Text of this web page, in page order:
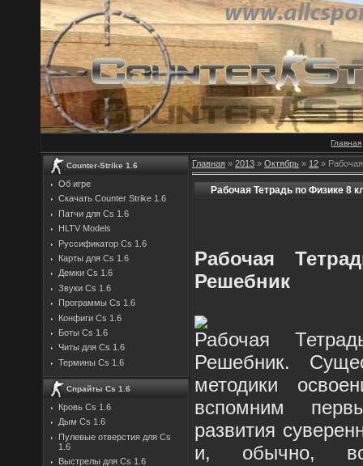
Главная
Counter-Strike 1.6
Об игре
Скачать Counter Strike 1.6
Патчи для Cs 1.6
HLTV Models
Руссификатор Cs 1.6
Карты для Cs 1.6
Демки Cs 1.6
Звуки Cs 1.6
Программы Cs 1.6
Конфиги Cs 1.6
Боты Cs 1.6
Читы для Cs 1.6
Термины Cs 1.6
Спрайты Cs 1.6
Кровь Cs 1.6
Дым Cs 1.6
Пулевые отверстия для Cs
1.6
Выстрелы для Cs 1.6
Главная » 2013 » Октябрь » 12 »
Рабочая Тетрадь по Физике 8
Рабочая
Решебник
Рабочая
Решебник.
методики
вспомним
развития
и, обычно,